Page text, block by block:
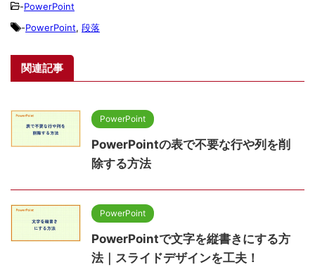
-PowerPoint
-PowerPoint, 段落
関連記事
PowerPoint
PowerPointの表で不要な行や列を削
除する方法
PowerPoint
PowerPointで文字を縦書きにする方
法｜スライドデザインを工夫！